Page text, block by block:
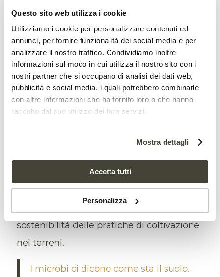
Questo sito web utilizza i cookie
Utilizziamo i cookie per personalizzare contenuti ed
annunci, per fornire funzionalità dei social media e per
analizzare il nostro traffico. Condividiamo inoltre
informazioni sul modo in cui utilizza il nostro sito con i
nostri partner che si occupano di analisi dei dati web,
pubblicità e social media, i quali potrebbero combinarle
con altre informazioni che ha fornito loro o che hanno
raccolto dal suo utilizzo dei loro servizi.
Mostra dettagli
Accetta tutti
Personalizza
mancato utilizzo di queste sostanze,
inoltre, rende questo metodo più rapido
ed economico”. Si tratta di un aspetto
importante che rende la tecnica
preferibile rispetto ad altre metodologie
che, oltre a essere più costose, richiedono
più tempo erestituiscono risultati meno
. Secondo i ricercatori, al contrario,
sarebbe in grado di offrire misurazioni più
accurate. Aiutando così agricoltori, esperti
sostenibilità delle pratiche di coltivazione
nei terreni.
I microbi ci dicono come sta il suolo.